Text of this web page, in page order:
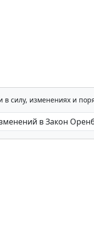
в силу, изменениях и